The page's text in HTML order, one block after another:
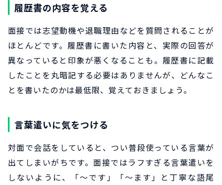
履歴書の内容を覚える
面接では志望動機や退職理由などを質問されることが
ほとんどです。履歴書に書いた内容と、実際の回答が
異なっていると印象が悪くなることも。履歴書に記載
したことを丸暗記する必要はありませんが、どんなこ
とを書いたのかは最低限、覚えておきましょう。
言葉遣いに気をつける
対面で会話をしていると、つい普段使っている言葉が
出てしまいがちです。面接ではラフすぎる言葉遣いを
しないように、「～です」「～ます」と丁寧な語尾